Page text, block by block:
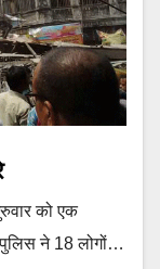
को एक
पुलिस ने 18 लोगों…